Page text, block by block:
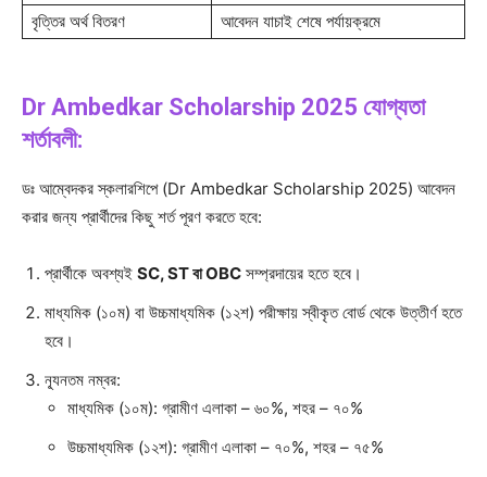
বৃত্তির অর্থ বিতরণ
আবেদন যাচাই শেষে পর্যায়ক্রমে
Dr Ambedkar Scholarship 2025 যোগ্যতা
শর্তাবলী:
ডঃ আম্বেদকর স্কলারশিপে (Dr Ambedkar Scholarship 2025) আবেদন
করার জন্য প্রার্থীদের কিছু শর্ত পূরণ করতে হবে:
প্রার্থীকে অবশ্যই SC, ST বা OBC সম্প্রদায়ের হতে হবে।
মাধ্যমিক (১০ম) বা উচ্চমাধ্যমিক (১২শ) পরীক্ষায় স্বীকৃত বোর্ড থেকে উত্তীর্ণ হতে
হবে।
ন্যূনতম নম্বর:
মাধ্যমিক (১০ম): গ্রামীণ এলাকা – ৬০%, শহর – ৭০%
উচ্চমাধ্যমিক (১২শ): গ্রামীণ এলাকা – ৭০%, শহর – ৭৫%